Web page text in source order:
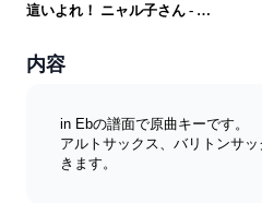
這いよれ！ ニャル子さん - 太陽曰く燃えよカオス【in Eb】 by muta-sax
内容
in Ebの譜面で原曲キーです。
アルトサックス、バリトンサ
きます。